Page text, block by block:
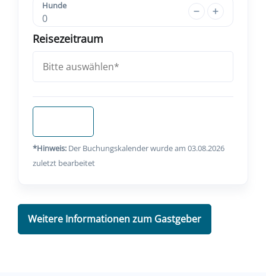
Hunde
0
Reisezeitraum
*Hinweis: Der Buchungskalender wurde am 03.08.2026
zuletzt bearbeitet
Weitere Informationen zum Gastgeber